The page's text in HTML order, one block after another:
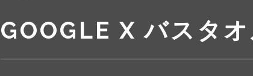
GOOGLE X バスタ